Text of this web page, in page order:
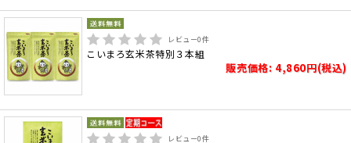
レビュー0件
こいまろ玄米茶特別３本組
販売価格: 4,860円(税込)
レビュー0件